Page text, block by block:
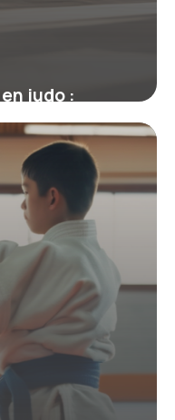
judo :
de Jigoro